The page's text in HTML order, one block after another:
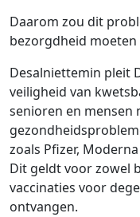
Daarom zou dit
bezorgdheid moeten
Desalniettemin pleit
veiligheid van
senioren en mensen
zoals Pfizer,
Dit geldt voor zowel
vaccinaties voor
ontvangen.